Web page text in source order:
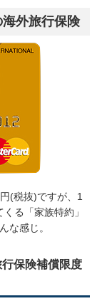
外旅行保険
(税抜)ですが、1
る「家族特約」
な感じ。
保険補償限度